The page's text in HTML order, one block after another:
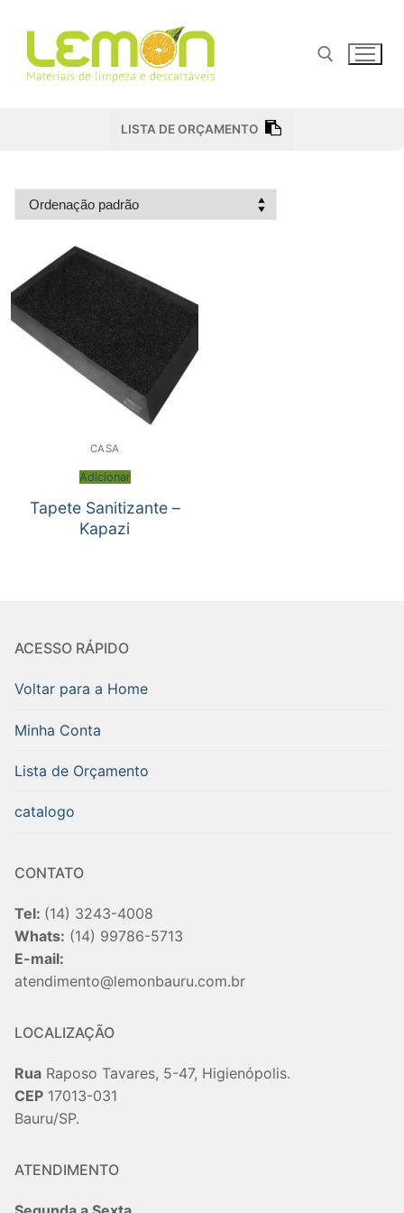
para
conteúdo
Pesquisar por:
LISTA DE ORÇAMENTO
CASA
Adicionar
Tapete Sanitizante –
Kapazi
ACESSO RÁPIDO
Voltar para a Home
Minha Conta
Lista de Orçamento
catalogo
CONTATO
Tel: (14) 3243-4008
Whats: (14) 99786-5713
E-mail:
atendimento@lemonbauru.com.br
LOCALIZAÇÃO
Rua Raposo Tavares, 5-47, Higienópolis.
CEP 17013-031
Bauru/SP.
ATENDIMENTO